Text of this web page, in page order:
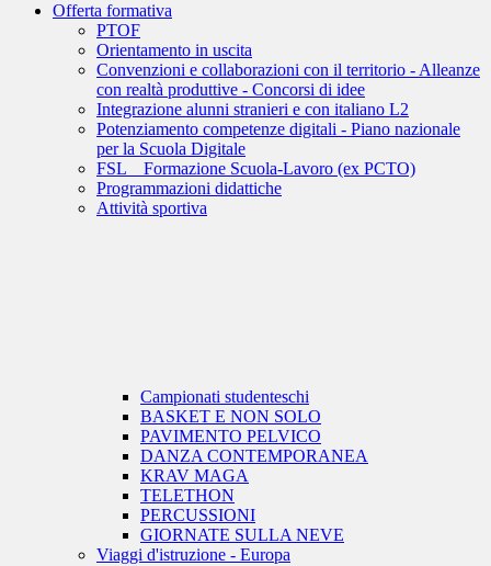
Offerta formativa
PTOF
Orientamento in uscita
Convenzioni e collaborazioni con il territorio - Alleanze
con realtà produttive - Concorsi di idee
Integrazione alunni stranieri e con italiano L2
Potenziamento competenze digitali - Piano nazionale
per la Scuola Digitale
FSL _ Formazione Scuola-Lavoro (ex PCTO)
Programmazioni didattiche
Attività sportiva
Campionati studenteschi
BASKET E NON SOLO
PAVIMENTO PELVICO
DANZA CONTEMPORANEA
KRAV MAGA
TELETHON
PERCUSSIONI
GIORNATE SULLA NEVE
Viaggi d'istruzione - Europa